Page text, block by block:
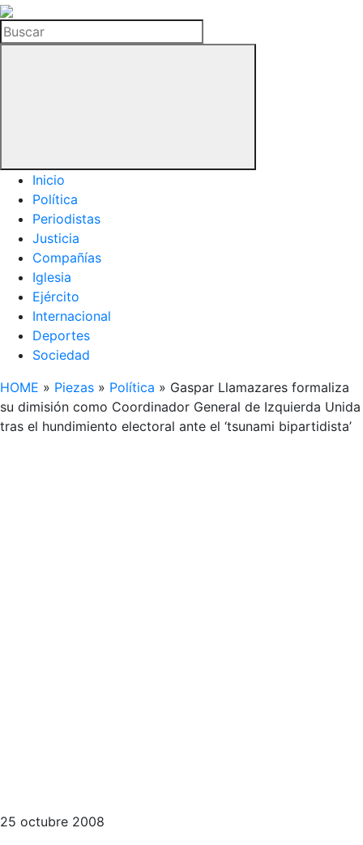
La
Hemeroteca
del
Buscar
Inicio
Política
Periodistas
Justicia
Compañías
Iglesia
Ejército
Internacional
Deportes
Sociedad
HOME » Piezas » Política » Gaspar Llamazares formaliza
su dimisión como Coordinador General de Izquierda Unida
tras el hundimiento electoral ante el ‘tsunami bipartidista’
25 octubre 2008